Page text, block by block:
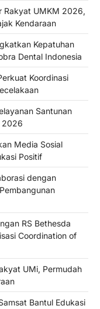
Rakyat UMKM 2026,
Kendaraan
Kepatuhan
Dental Indonesia
Koordinasi
Santunan
2026
Media Sosial
Positif
dengan
RS Bethesda
Coordination of
UMi, Permudah
Bantul Edukasi